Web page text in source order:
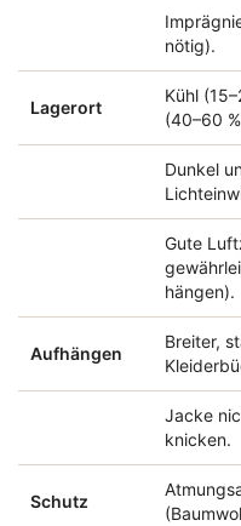
nötig).
Lagerort
Kühl
(40–60
Dunkel
Gute
hängen).
Aufhängen
Breiter,
Jacke
knicken.
Schutz